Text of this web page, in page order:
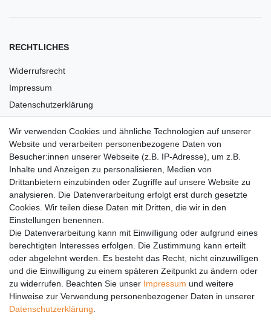
RECHTLICHES
Widerrufsrecht
Impressum
Datenschutzerklärung
Versandkosten
Barrierefreiheit
Anleitungen
Vertrag widerrufen
PARTNER
DHL
GLS
PaketPLUS
SPONSORING
Wir verwenden Cookies und ähnliche Technologien auf unserer
Website und verarbeiten personenbezogene Daten von
Besucher:innen unserer Webseite (z.B. IP-Adresse), um z.B.
Inhalte und Anzeigen zu personalisieren, Medien von
Drittanbietern einzubinden oder Zugriffe auf unsere Website zu
analysieren. Die Datenverarbeitung erfolgt erst durch gesetzte
Cookies. Wir teilen diese Daten mit Dritten, die wir in den
Einstellungen benennen.
Die Datenverarbeitung kann mit Einwilligung oder aufgrund eines
berechtigten Interesses erfolgen. Die Zustimmung kann erteilt
oder abgelehnt werden. Es besteht das Recht, nicht einzuwilligen
und die Einwilligung zu einem späteren Zeitpunkt zu ändern oder
zu widerrufen. Beachten Sie unser Impressum und weitere
Hinweise zur Verwendung personenbezogener Daten in unserer
Daten­schutz­erklärung